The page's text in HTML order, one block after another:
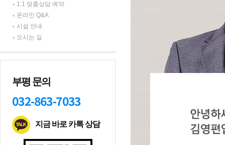
1:1 맞춤상담 예약
온라인 Q&A
시설 안내
오시는 길
부평 문의
032-863-7033
지금 바로 카톡 상담